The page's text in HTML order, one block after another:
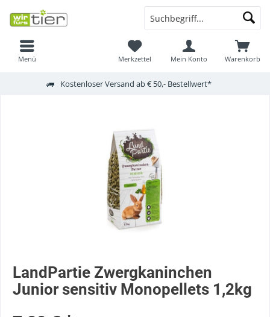
Menü Warenkorb
Merkzettel Mein Konto
Kostenloser Versand ab € 50,- Bestellwert*
LandPartie Zwergkaninchen
Junior sensitiv Monopellets 1,2kg